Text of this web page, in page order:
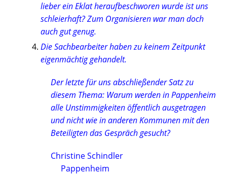
lieber ein Eklat heraufbeschworen wurde ist uns
schleierhaft? Zum Organisieren war man doch
auch gut genug.
Die Sachbearbeiter haben zu keinem Zeitpunkt
eigenmächtig gehandelt.
Der letzte für uns abschließender Satz zu
diesem Thema: Warum werden in Pappenheim
alle Unstimmigkeiten öffentlich ausgetragen
und nicht wie in anderen Kommunen mit den
Beteiligten das Gespräch gesucht?
Christine Schindler
Pappenheim